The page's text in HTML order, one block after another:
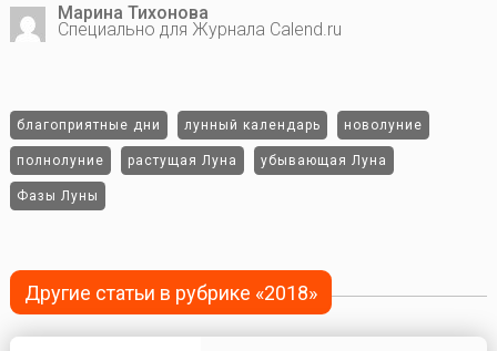
Марина Тихонова
Специально для Журнала Calend.ru
благоприятные дни лунный календарь новолуние
полнолуние растущая Луна убывающая Луна
Фазы Луны
Другие статьи в рубрике «2018»